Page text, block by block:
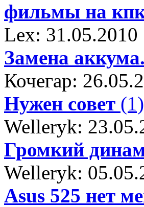
фильмы на
Lex: 31.05.2010
Замена аккума.
Кочегар:
Нужен совет (1)
Welleryk:
Громкий
Welleryk:
Asus 525 нет